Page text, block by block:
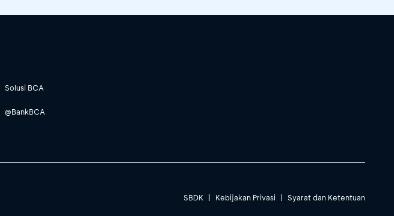
Solusi BCA
@BankBCA
SBDK | Kebijakan Privasi | Syarat dan Ketentuan